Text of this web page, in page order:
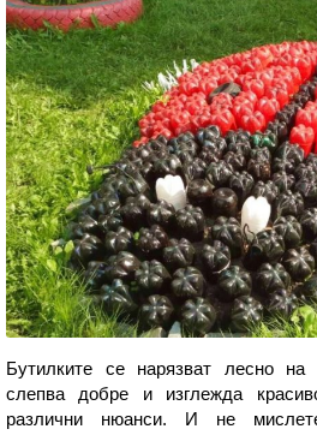
Бутилките се нарязват лесно на
слепва добре и изглежда
различни нюанси. И не